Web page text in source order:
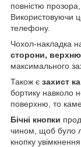
повністю
Використовуючи
телефону.
Чохол-накладка
сторони,
максимального
Також є захист
бортику навколо
поверхню, то
Бічні кнопки
чином, щоб було
кнопку